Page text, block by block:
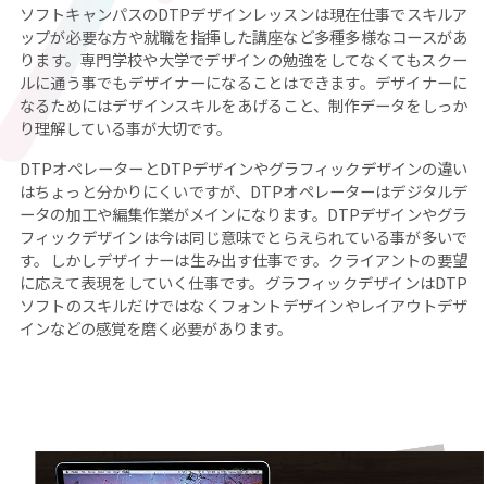
ソフトキャンパスのDTPデザインレッスンは現在仕事でスキルア
ップが必要な方や就職を指揮した講座など多種多様なコースがあ
ります。専門学校や大学でデザインの勉強をしてなくてもスクー
ルに通う事でもデザイナーになることはできます。デザイナーに
なるためにはデザインスキルをあげること、制作データをしっか
り理解している事が大切です。
DTPオペレーターとDTPデザインやグラフィックデザインの違い
はちょっと分かりにくいですが、DTPオペレーターはデジタルデ
ータの加工や編集作業がメインになります。DTPデザインやグラ
フィックデザインは今は同じ意味でとらえられている事が多いで
す。しかしデザイナーは生み出す仕事です。クライアントの要望
に応えて表現をしていく仕事です。グラフィックデザインはDTP
ソフトのスキルだけではなくフォントデザインやレイアウトデザ
インなどの感覚を磨く必要があります。